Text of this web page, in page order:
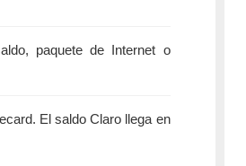
paquete de Internet o
El saldo Claro llega en